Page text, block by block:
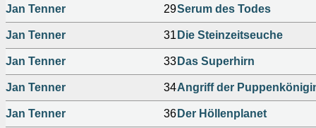
Jan Tenner 29Serum des Todes
Jan Tenner 31 Die Steinzeitseuche
Jan Tenner 33 Das Superhirn
Jan Tenner 34Angriff der
Jan Tenner 36 Der Höllenplanet